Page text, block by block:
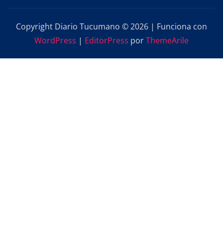
Copyright Diario Tucumano © 2026 | Funciona con
WordPress | EditorPress porThemeArile